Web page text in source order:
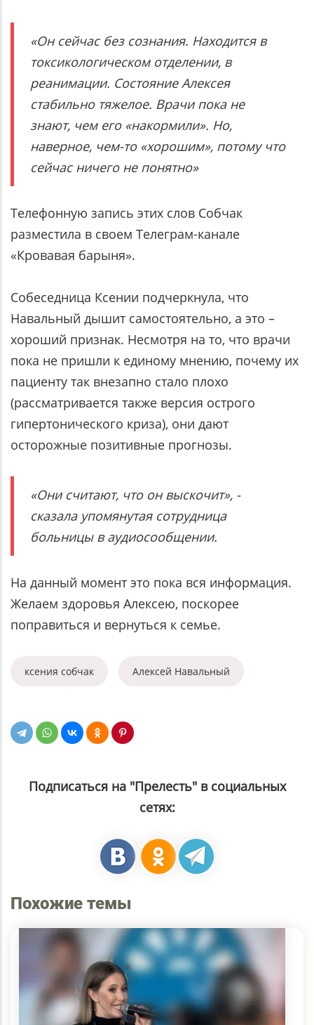
«Он сейчас без сознания. Находится в
токсикологическом отделении, в
реанимации. Состояние Алексея
стабильно тяжелое. Врачи пока не
знают, чем его «накормили». Но,
наверное, чем-то «хорошим», потому что
сейчас ничего не понятно»
Телефонную запись этих слов Собчак
разместила в своем Телеграм-канале
«Кровавая барыня».
Собеседница Ксении подчеркнула, что
Навальный дышит самостоятельно, а это –
хороший признак. Несмотря на то, что врачи
пока не пришли к единому мнению, почему их
пациенту так внезапно стало плохо
(рассматривается также версия острого
гипертонического криза), они дают
осторожные позитивные прогнозы.
«Они считают, что он выскочит», -
сказала упомянутая сотрудница
больницы в аудиосообщении.
На данный момент это пока вся информация.
Желаем здоровья Алексею, поскорее
поправиться и вернуться к семье.
ксения собчак Алексей Навальный
Подписаться на "Прелесть" в социальных
сетях:
Похожие темы